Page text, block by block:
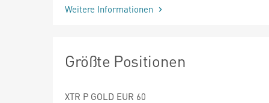
Weitere Informationen
Größte Positionen
XTR P GOLD EUR 60